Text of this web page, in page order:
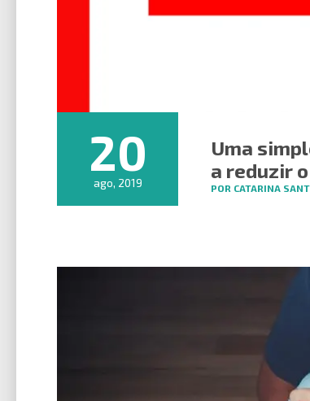
20
ago, 2019
Uma
a reduzir
POR CATARINA